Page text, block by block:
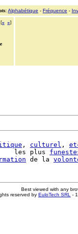
: Alphabétique - Fréquence -
[« »]
, culturel ,
les plus
de la
Best viewed with any
reserved by EuloTech SRL -